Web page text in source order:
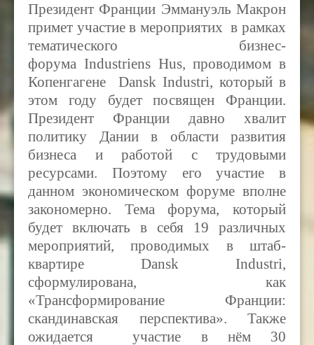
Президент Франции Эммануэль Макрон
примет участие в мероприятих в рамках
тематического бизнес-
форума Industriens Hus, проводимом в
Копенгагене Dansk Industri, который в
этом году будет посвящен Франции.
Президент Франции давно хвалит
политику Дании в области развития
бизнеса и работой с трудовыми
ресурсами. Поэтому его участие в
данном экономическом форуме вполне
закономерно. Тема форума, который
будет включать в себя 19 различных
мероприятий, проводимых в штаб-
квартире Dansk Industri,
сформулирована, как
«Трансформирование Франции:
скандинавская перспектива». Также
ожидается участие в нём 30